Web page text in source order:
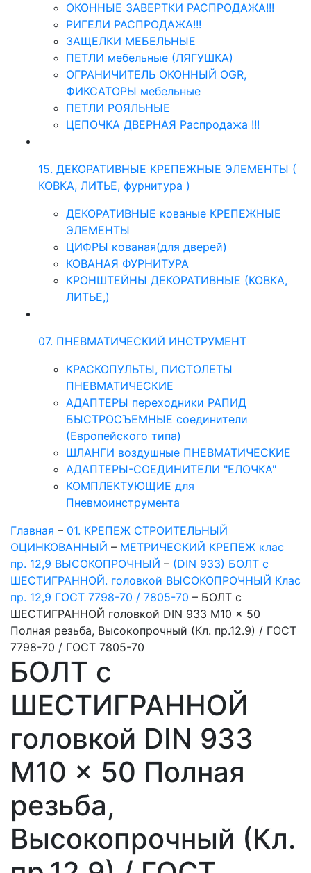
ОКОННЫЕ ЗАВЕРТКИ РАСПРОДАЖА!!!
РИГЕЛИ РАСПРОДАЖА!!!
ЗАЩЕЛКИ МЕБЕЛЬНЫЕ
ПЕТЛИ мебельные (ЛЯГУШКА)
ОГРАНИЧИТЕЛЬ ОКОННЫЙ OGR,
ФИКСАТОРЫ мебельные
ПЕТЛИ РОЯЛЬНЫЕ
ЦЕПОЧКА ДВЕРНАЯ Распродажа !!!
15. ДЕКОРАТИВНЫЕ КРЕПЕЖНЫЕ ЭЛЕМЕНТЫ (
КОВКА, ЛИТЬЕ, фурнитура )
ДЕКОРАТИВНЫЕ кованые КРЕПЕЖНЫЕ
ЭЛЕМЕНТЫ
ЦИФРЫ кованая(для дверей)
КОВАНАЯ ФУРНИТУРА
КРОНШТЕЙНЫ ДЕКОРАТИВНЫЕ (КОВКА,
ЛИТЬЕ,)
07. ПНЕВМАТИЧЕСКИЙ ИНСТРУМЕНТ
КРАСКОПУЛЬТЫ, ПИСТОЛЕТЫ
ПНЕВМАТИЧЕСКИЕ
АДАПТЕРЫ переходники РАПИД
БЫСТРОСЪЕМНЫЕ соединители
(Европейского типа)
ШЛАНГИ воздушные ПНЕВМАТИЧЕСКИЕ
АДАПТЕРЫ-СОЕДИНИТЕЛИ "ЕЛОЧКА"
КОМПЛЕКТУЮЩИЕ для
Пневмоинструмента
Главная – 01. КРЕПЕЖ СТРОИТЕЛЬНЫЙ
ОЦИНКОВАННЫЙ – МЕТРИЧЕСКИЙ КРЕПЕЖ клас
пр. 12,9 ВЫСОКОПРОЧНЫЙ – (DIN 933) БОЛТ с
ШЕСТИГРАННОЙ. головкой ВЫСОКОПРОЧНЫЙ Клас
пр. 12,9 ГОСТ 7798-70 / 7805-70 – БОЛТ с
ШЕСТИГРАННОЙ головкой DIN 933 M10 x 50
Полная резьба, Высокопрочный (Кл. пр.12.9) / ГОСТ
7798-70 / ГОСТ 7805-70
БОЛТ с
ШЕСТИГРАННОЙ
головкой DIN 933
M10 x 50 Полная
резьба,
Высокопрочный (Кл.